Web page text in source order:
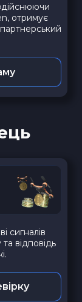
отримує
сигналів
відповідь